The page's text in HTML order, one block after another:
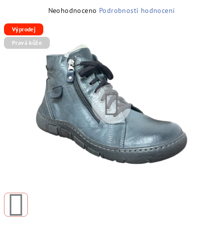
produktu
je
0,0
Neohodnoceno Podrobnosti hodnocení
Výprodej
Pravá kůže